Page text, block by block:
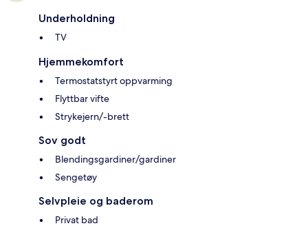
Underholdning
TV
Hjemmekomfort
Termostatstyrt oppvarming
Flyttbar vifte
Strykejern/-brett
Sov godt
Blendingsgardiner/gardiner
Sengetøy
Selvpleie og baderom
Privat bad